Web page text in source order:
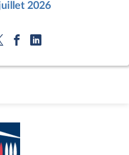
2026